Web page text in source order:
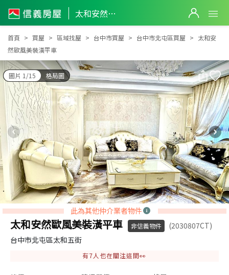
太和安然歐風美裝潢平車
太和安然歐風美裝潢平車
首頁 買屋 區域找屋 台中市買屋 台中市北屯區買屋
太和安
然歐風美裝潢平車
圖片 1/15 格局圖
此為其他仲介業者物件
太和安然歐風美裝潢平車 非信義物件
(2030807CT)
台中市北屯區太和五街
有7人也在關注這間👀